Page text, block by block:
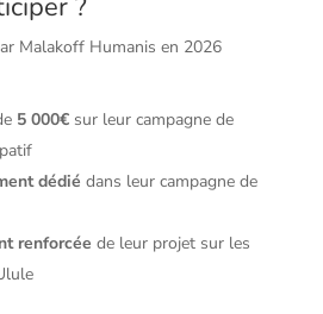
?
Malakoff Humanis en 2026
5 000€sur leur campagne de
dédié dans leur campagne de
renforcée de leur projet sur les